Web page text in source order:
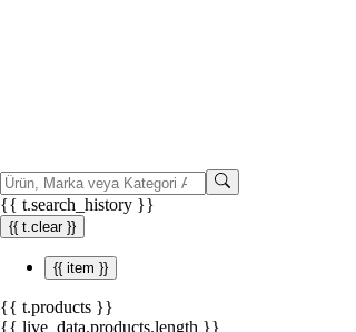
{{ t.search_history }}
{{ t.clear }}
{{ item }}
{{ t.products }}
{{ live_data.products.length }}